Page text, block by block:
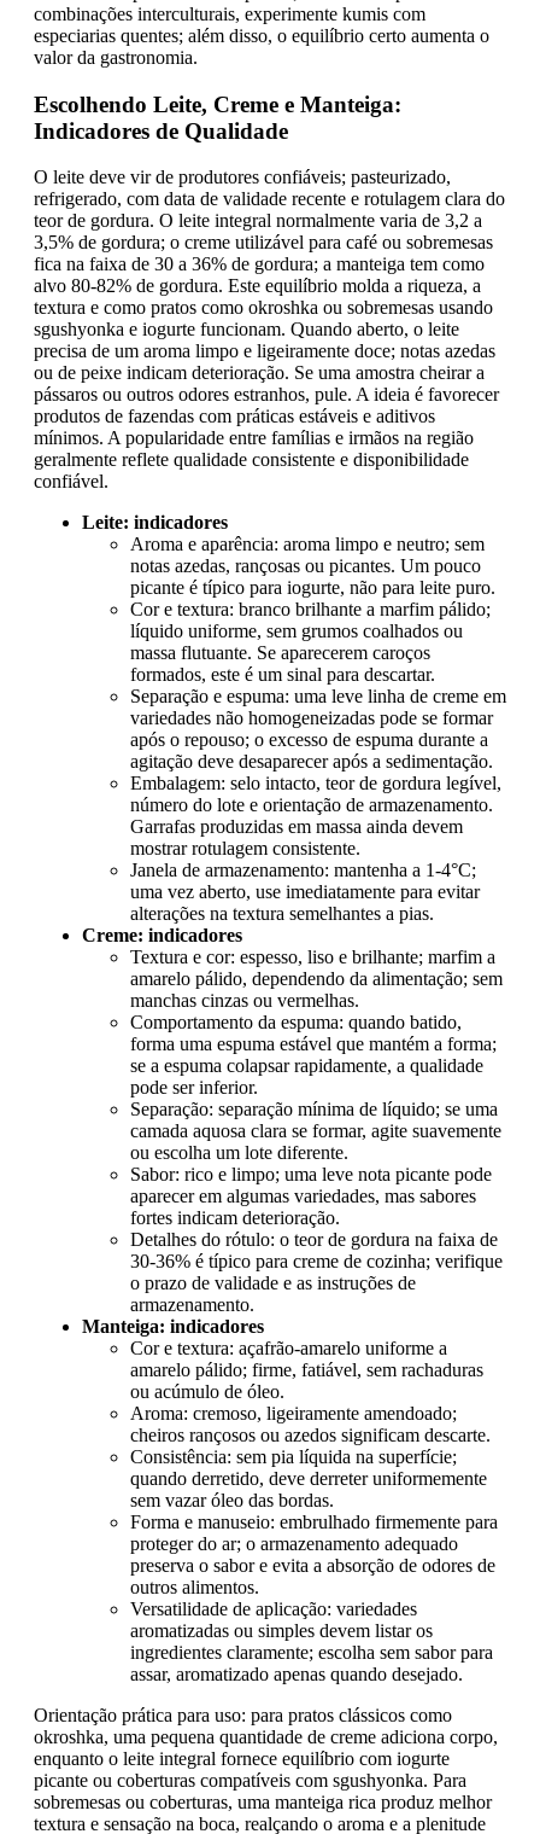
combinações interculturais, experimente kumis com
especiarias quentes; além disso, o equilíbrio certo aumenta o
valor da gastronomia.
Escolhendo Leite, Creme e Manteiga:
Indicadores de Qualidade
O leite deve vir de produtores confiáveis; pasteurizado,
refrigerado, com data de validade recente e rotulagem clara do
teor de gordura. O leite integral normalmente varia de 3,2 a
3,5% de gordura; o creme utilizável para café ou sobremesas
fica na faixa de 30 a 36% de gordura; a manteiga tem como
alvo 80-82% de gordura. Este equilíbrio molda a riqueza, a
textura e como pratos como okroshka ou sobremesas usando
sgushyonka e iogurte funcionam. Quando aberto, o leite
precisa de um aroma limpo e ligeiramente doce; notas azedas
ou de peixe indicam deterioração. Se uma amostra cheirar a
pássaros ou outros odores estranhos, pule. A ideia é favorecer
produtos de fazendas com práticas estáveis e aditivos
mínimos. A popularidade entre famílias e irmãos na região
geralmente reflete qualidade consistente e disponibilidade
confiável.
Leite: indicadores
Aroma e aparência: aroma limpo e neutro; sem
notas azedas, rançosas ou picantes. Um pouco
picante é típico para iogurte, não para leite puro.
Cor e textura: branco brilhante a marfim pálido;
líquido uniforme, sem grumos coalhados ou
massa flutuante. Se aparecerem caroços
formados, este é um sinal para descartar.
Separação e espuma: uma leve linha de creme em
variedades não homogeneizadas pode se formar
após o repouso; o excesso de espuma durante a
agitação deve desaparecer após a sedimentação.
Embalagem: selo intacto, teor de gordura legível,
número do lote e orientação de armazenamento.
Garrafas produzidas em massa ainda devem
mostrar rotulagem consistente.
Janela de armazenamento: mantenha a 1-4°C;
uma vez aberto, use imediatamente para evitar
alterações na textura semelhantes a pias.
Creme: indicadores
Textura e cor: espesso, liso e brilhante; marfim a
amarelo pálido, dependendo da alimentação; sem
manchas cinzas ou vermelhas.
Comportamento da espuma: quando batido,
forma uma espuma estável que mantém a forma;
se a espuma colapsar rapidamente, a qualidade
pode ser inferior.
Separação: separação mínima de líquido; se uma
camada aquosa clara se formar, agite suavemente
ou escolha um lote diferente.
Sabor: rico e limpo; uma leve nota picante pode
aparecer em algumas variedades, mas sabores
fortes indicam deterioração.
Detalhes do rótulo: o teor de gordura na faixa de
30-36% é típico para creme de cozinha; verifique
o prazo de validade e as instruções de
armazenamento.
Manteiga: indicadores
Cor e textura: açafrão-amarelo uniforme a
amarelo pálido; firme, fatiável, sem rachaduras
ou acúmulo de óleo.
Aroma: cremoso, ligeiramente amendoado;
cheiros rançosos ou azedos significam descarte.
Consistência: sem pia líquida na superfície;
quando derretido, deve derreter uniformemente
sem vazar óleo das bordas.
Forma e manuseio: embrulhado firmemente para
proteger do ar; o armazenamento adequado
preserva o sabor e evita a absorção de odores de
outros alimentos.
Versatilidade de aplicação: variedades
aromatizadas ou simples devem listar os
ingredientes claramente; escolha sem sabor para
assar, aromatizado apenas quando desejado.
Orientação prática para uso: para pratos clássicos como
okroshka, uma pequena quantidade de creme adiciona corpo,
enquanto o leite integral fornece equilíbrio com iogurte
picante ou coberturas compatíveis com sgushyonka. Para
sobremesas ou coberturas, uma manteiga rica produz melhor
textura e sensação na boca, realçando o aroma e a plenitude